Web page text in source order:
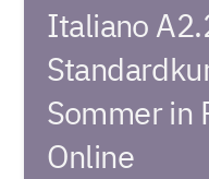
Italiano
Sommer in
Online